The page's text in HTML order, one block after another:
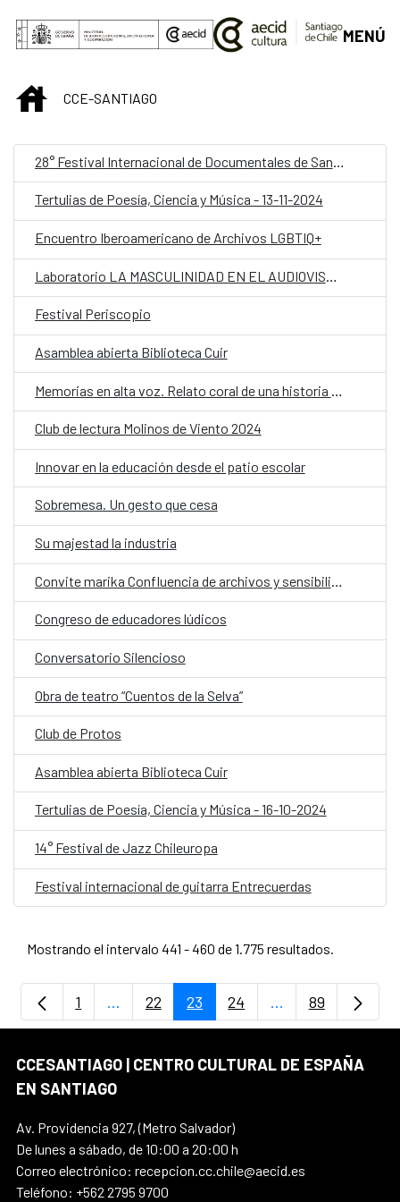
Saltar al contenido principal
MENÚ
INICIOCCE-SANTIAGO
28° Festival Internacional de Documentales de Santiago (FIDOCS)
Tertulias de Poesía, Ciencia y Música - 13-11-2024
Encuentro Iberoamericano de Archivos LGBTIQ+
Festival Periscopio
Asamblea abierta Biblioteca Cuir
Club de lectura Molinos de Viento 2024
Innovar en la educación desde el patio escolar
Sobremesa. Un gesto que cesa
Su majestad la industria
Congreso de educadores lúdicos
Conversatorio Silencioso
Obra de teatro “Cuentos de la Selva”
Club de Protos
Asamblea abierta Biblioteca Cuir
Tertulias de Poesía, Ciencia y Música - 16-10-2024
14° Festival de Jazz Chileuropa
Festival internacional de guitarra Entrecuerdas
Mostrando el intervalo 441 - 460 de 1.775 resultados.
Página
1 ...Páginas intermedias Use TAB para
Página
22 Página
23 Página
24 ...PáginasPágina
89
CCESANTIAGO | CENTRO CULTURAL DE ESPAÑA
EN SANTIAGO
Av. Providencia 927, (Metro Salvador)
De lunes a sábado, de 10:00 a 20:00 h
Correo electrónico: recepcion.cc.chile@aecid.es
Teléfono: +562 2795 9700